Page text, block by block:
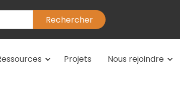
Projets Nous rejoindre